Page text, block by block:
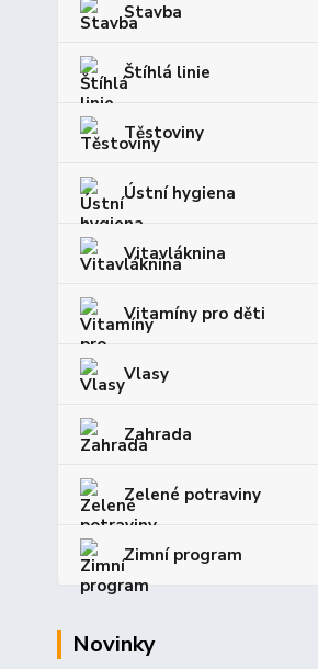
Stavba
Štíhlá linie
Těstoviny
Ústní hygiena
Vitavláknina
Vitamíny pro děti
Vlasy
Zahrada
Zelené potraviny
Zimní program
Novinky